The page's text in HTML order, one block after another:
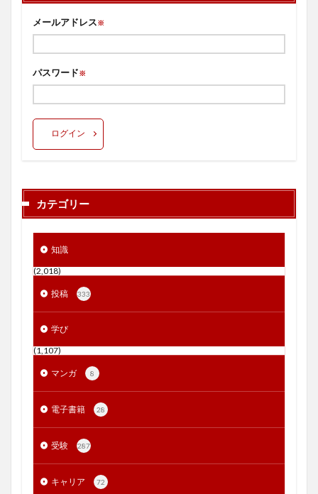
メールアドレス※
パスワード※
ログイン
カテゴリー
知識
(2,018)
投稿 333
学び
(1,107)
マンガ 8
電子書籍 28
受験 287
キャリア 72